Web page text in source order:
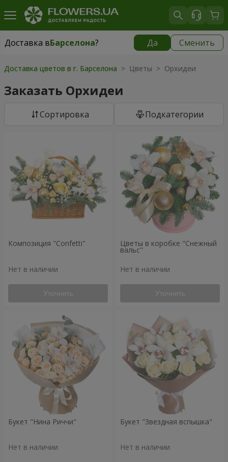
Доставка вБарселона? Да Сменить
Доставка вБарселона|
Доставка цветов в г. Барселона > Цветы > Орхидеи
Заказать Орхидеи
Cортировка Подкатегории
Композиция "Confetti"
Нет в наличии
Уточнить
Цветы в коробке "Снежный
вальс"
Нет в наличии
Уточнить
Букет "Нина Риччи"
Нет в наличии
Букет "Звездная вспышка"
Нет в наличии